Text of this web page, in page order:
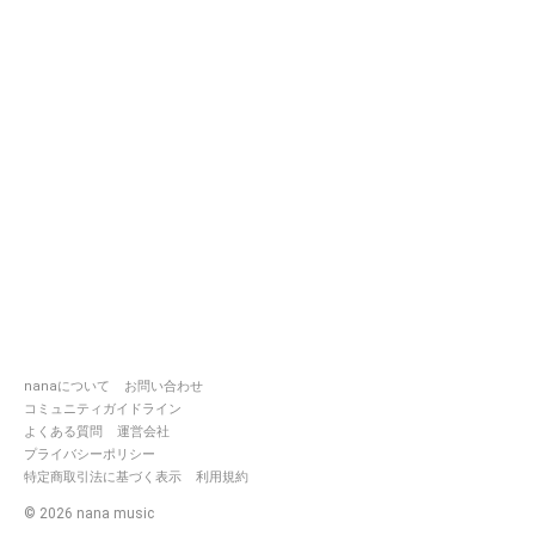
nanaについて
お問い合わせ
コミュニティガイドライン
よくある質問
運営会社
プライバシーポリシー
特定商取引法に基づく表示
利用規約
© 2026 nana music